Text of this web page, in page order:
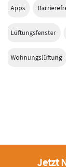
Apps
Lüftungsfenster
Wohnungslüftung
Jetzt